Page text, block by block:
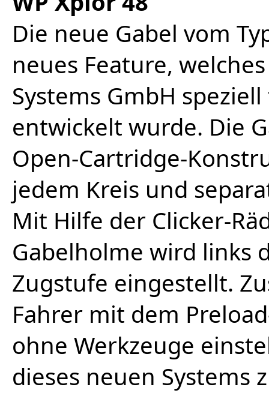
Die neue Gabel vom
neues Feature,
Systems GmbH
entwickelt wurde. Die
Open-Cartridge-
jedem Kreis und
Mit Hilfe der Clicker-
Gabelholme wird links
Zugstufe eingestellt.
Fahrer mit dem
ohne Werkzeuge
dieses neuen Systems